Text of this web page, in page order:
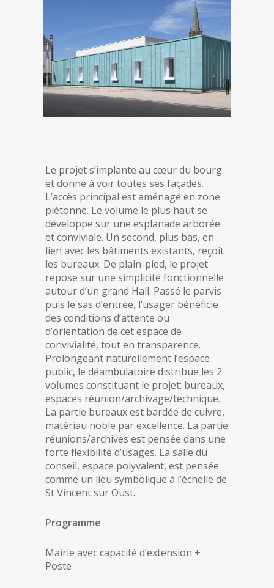
Le projet s’implante au cœur du bourg
et donne à voir toutes ses façades.
L’accès principal est aménagé en zone
piétonne. Le volume le plus haut se
développe sur une esplanade arborée
et conviviale. Un second, plus bas, en
lien avec les bâtiments existants, reçoit
les bureaux. De plain-pied, le projet
repose sur une simplicité fonctionnelle
autour d’un grand Hall. Passé le parvis
puis le sas d’entrée, l’usager bénéficie
des conditions d’attente ou
d’orientation de cet espace de
convivialité, tout en transparence.
Prolongeant naturellement l’espace
public, le déambulatoire distribue les 2
volumes constituant le projet: bureaux,
espaces réunion/archivage/technique.
La partie bureaux est bardée de cuivre,
matériau noble par excellence. La partie
réunions/archives est pensée dans une
forte flexibilité d’usages. La salle du
conseil, espace polyvalent, est pensée
comme un lieu symbolique à l’échelle de
St Vincent sur Oust.
Programme
Mairie avec capacité d’extension +
Poste